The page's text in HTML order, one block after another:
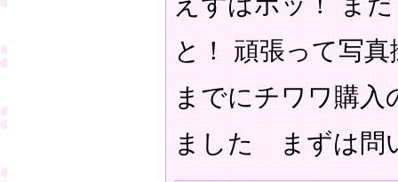
と！ 頑張って写
までにチワワ購入
ました まずは問